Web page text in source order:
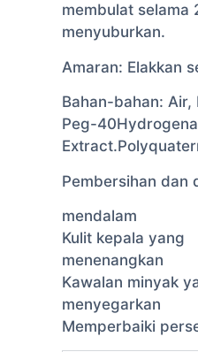
membulat selama
menyuburkan.
Amaran: Elakkan
Bahan-bahan:
Peg-
Pembersihan dan
mendalam
Kulit kepala yang
menenangkan
Kawalan minyak
menyegarkan
Memperbaiki